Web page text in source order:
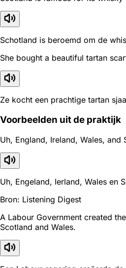
Schotland is beroemd om de
She bought a beautiful tartan
Ze kocht een prachtige tartan
Voorbeelden uit de praktijk
Uh, England, Ireland, Wales, and
Uh, Engeland, Ierland, Wales en
Bron: Listening Digest
A Labour Government created
Scotland and Wales.